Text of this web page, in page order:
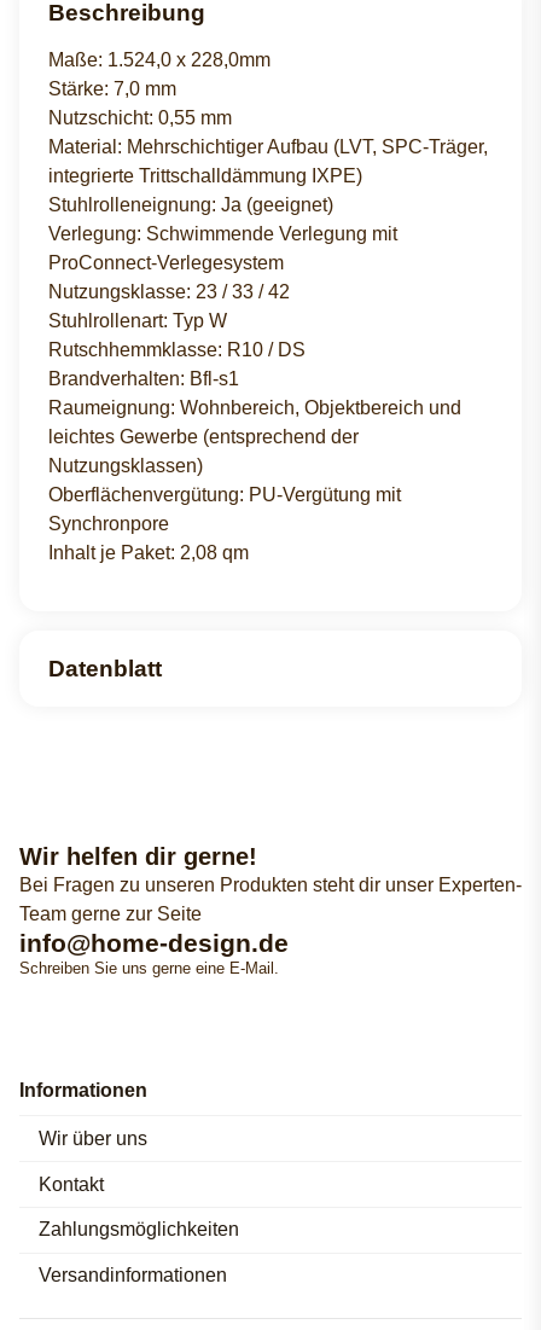
Beschreibung
Maße: 1.524,0 x 228,0mm
Stärke: 7,0 mm
Nutzschicht: 0,55 mm
Material: Mehrschichtiger Aufbau (LVT, SPC-Träger,
integrierte Trittschalldämmung IXPE)
Stuhlrolleneignung: Ja (geeignet)
Verlegung: Schwimmende Verlegung mit
ProConnect-Verlegesystem
Nutzungsklasse: 23 / 33 / 42
Stuhlrollenart: Typ W
Rutschhemmklasse: R10 / DS
Brandverhalten: Bfl-s1
Raumeignung: Wohnbereich, Objektbereich und
leichtes Gewerbe (entsprechend der
Nutzungsklassen)
Oberflächenvergütung: PU-Vergütung mit
Synchronpore
Inhalt je Paket: 2,08 qm
Datenblatt
Wir helfen dir gerne!
Bei Fragen zu unseren Produkten steht dir unser Experten-
Team gerne zur Seite
info@home-design.de
Schreiben Sie uns gerne eine E-Mail.
Informationen
Wir über uns
Kontakt
Zahlungsmöglichkeiten
Versandinformationen